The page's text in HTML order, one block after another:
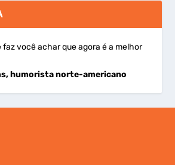
faz você achar que agora é a melhor
humorista norte-americano